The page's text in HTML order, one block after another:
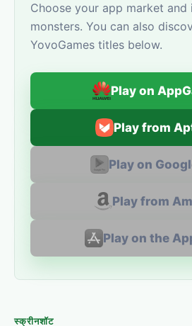
Choose your app market and
monsters. You can also
YovoGames titles below.
Play on
Play from
Play on
Play from
Play on the
स्क्रीनशॉट